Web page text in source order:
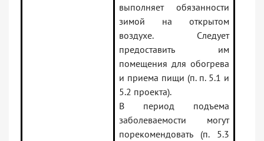
выполняет обязанности
зимой на открытом
воздухе. Следует
предоставить им
помещения для обогрева
и приема пищи (п. п. 5.1 и
5.2 проекта).
В период подъема
заболеваемости могут
порекомендовать (п. 5.3